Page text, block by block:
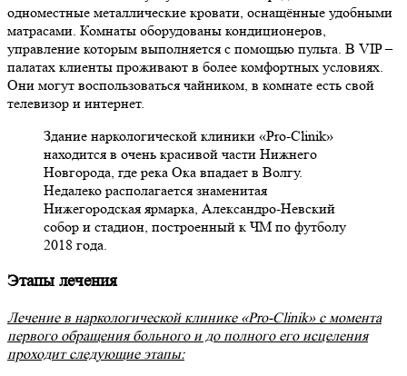
одноместные металлические кровати, оснащённые удобными
матрасами. Комнаты оборудованы кондиционеров,
управление которым выполняется с помощью пульта. В VIP –
палатах клиенты проживают в более комфортных условиях.
Они могут воспользоваться чайником, в комнате есть свой
телевизор и интернет.
Здание наркологической клиники «Pro-Clinik»
находится в очень красивой части Нижнего
Новгорода, где река Ока впадает в Волгу.
Недалеко располагается знаменитая
Нижегородская ярмарка, Александро-Невский
собор и стадион, построенный к ЧМ по футболу
2018 года.
Этапы лечения
Лечение в наркологической клинике «Pro-Clinik» с момента
первого обращения больного и до полного его исцеления
проходит следующие этапы: